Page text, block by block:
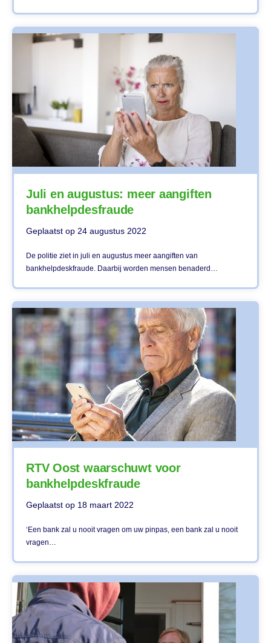
Juli en augustus: meer aangiften
bankhelpdesfraude
Geplaatst op 24 augustus 2022
De politie ziet in juli en augustus meer aangiften van
bankhelpdeskfraude. Daarbij worden mensen benaderd…
RTV Oost waarschuwt voor
bankhelpdeskfraude
Geplaatst op 18 maart 2022
‘Een bank zal u nooit vragen om uw pinpas, een bank zal u nooit
vragen…